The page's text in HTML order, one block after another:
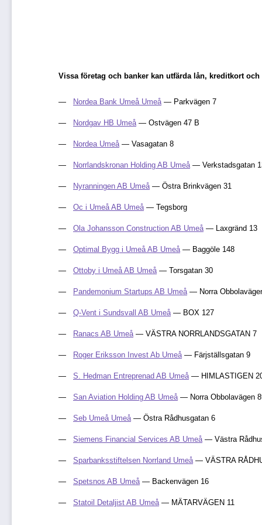
Vissa företag och banker kan utfärda lån, kreditkort
Nordea Bank Umeå Umeå — Parkvägen 7
Nordgav HB Umeå — Ostvägen 47 B
Nordea Umeå — Vasagatan 8
Norrlandskronan Holding AB Umeå — Verkstadsgatan
Nyranningen AB Umeå — Östra Brinkvägen 31
Oc i Umeå AB Umeå — Tegsborg
Ola Johansson Construction AB Umeå — Laxgränd 13
Optimal Bygg i Umeå AB Umeå — Baggöle 148
Ottoby i Umeå AB Umeå — Torsgatan 30
Pandemonium Startups AB Umeå — Norra
Q-Vent i Sundsvall AB Umeå — BOX 127
Ranacs AB Umeå — VÄSTRA NORRLANDSGATAN 7
Roger Eriksson Invest Ab Umeå — Färjställsgatan 9
S. Hedman Entreprenad AB Umeå — HIMLASTIGEN
San Aviation Holding AB Umeå — Norra Obbolavägen
Seb Umeå Umeå — Östra Rådhusgatan 6
Siemens Financial Services AB Umeå — Västra
Sparbanksstiftelsen Norrland Umeå — VÄSTRA
Spetsnos AB Umeå — Backenvägen 16
Statoil Detaljist AB Umeå — MÄTARVÄGEN 11